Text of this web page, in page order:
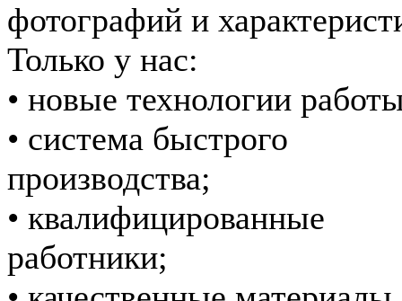
фотографий и
Только у нас:
• новые технологии
• система быстрого
производства;
• квалифицированные
работники;